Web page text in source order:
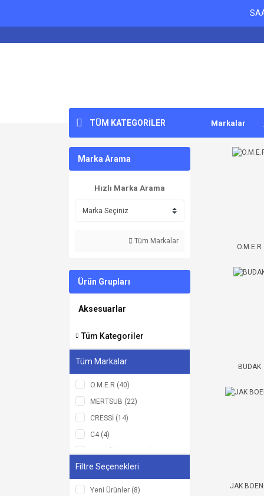
TÜM KATEGORİLER Markalar
Marka Arama
Hızlı Marka Arama
Tüm Markalar
Ürün Grupları
Aksesuarlar
Tüm Kategoriler
Tüm Markalar
O.M.E.R (40)
MERTSUB (22)
CRESSİ (14)
C4 (4)
BUDAK (2)
Labrax (2)
Filtre Seçenekleri
Yeni Ürünler (8)
O.M.E.R
BUDAK
JAK